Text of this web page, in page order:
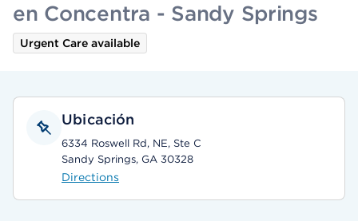
en Concentra - Sandy Springs
Urgent Care available
Ubicación
6334 Roswell Rd, NE, Ste C
Sandy Springs, GA 30328
Directions